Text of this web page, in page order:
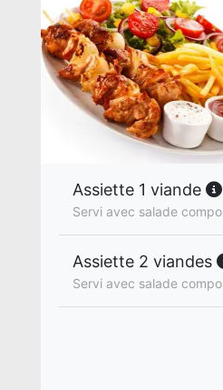
Assiette 1 viande
Servi avec salade
Assiette 2 viandes
Servi avec salade